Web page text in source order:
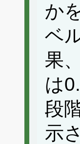
か
ベ
果
は
段
示